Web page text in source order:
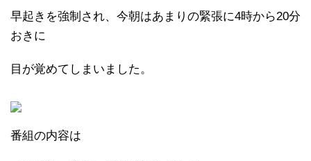
早起きを強制され、今朝はあまりの緊張に4時から20分
おきに
目が覚めてしまいました。
番組の内容は